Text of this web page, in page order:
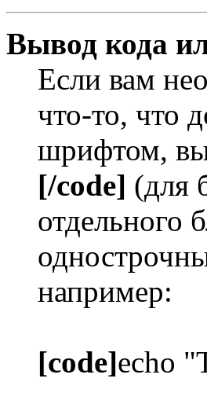
Вывод кода
Если вам
что-то, что
шрифтом, вы
[/code] (для
отдельного
например:
[code]echo